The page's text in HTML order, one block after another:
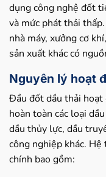
dụng công nghệ đốt
và mức phát thải
nhà máy, xưởng cơ
sản xuất khác có
Nguyên lý hoạt
Đầu đốt dầu thải
hoàn toàn các loại
dầu thủy lực, dầu
công nghiệp khác.
chính bao gồm: